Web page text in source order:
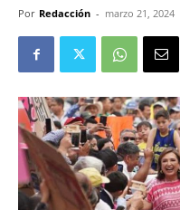
Por Redacción - marzo 21, 2024